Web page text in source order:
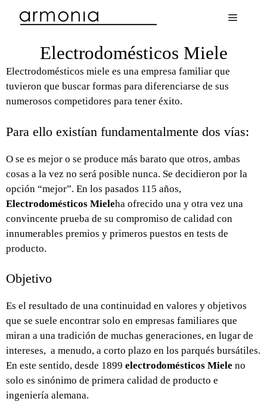
Menú
Electrodomésticos Miele
Electrodomésticos miele es una empresa familiar que
tuvieron que buscar formas para diferenciarse de sus
numerosos competidores para tener éxito.
Para ello existían fundamentalmente dos vías:
O se es mejor o se produce más barato que otros, ambas
cosas a la vez no será posible nunca. Se decidieron por la
opción “mejor”. En los pasados 115 años,
Electrodomésticos Mieleha ofrecido una y otra vez una
convincente prueba de su compromiso de calidad con
innumerables premios y primeros puestos en tests de
producto.
Objetivo
Es el resultado de una continuidad en valores y objetivos
que se suele encontrar solo en empresas familiares que
miran a una tradición de muchas generaciones, en lugar de
intereses, a menudo, a corto plazo en los parqués bursátiles.
En este sentido, desde 1899 electrodomésticos Miele no
solo es sinónimo de primera calidad de producto e
ingeniería alemana.